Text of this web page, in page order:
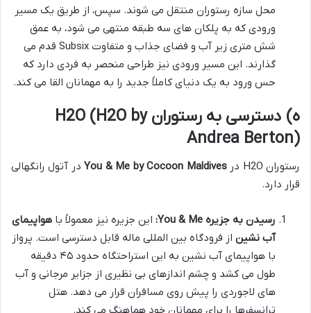
محل سازه رستوران منتقل می شوند. سپس، از طریق یک مسیر
ورودی که به پلکان های سه طبقه منتهی می شود، به عمق
شش متری زیر آب و فضای جذاب و متفاوت Subsix قدم می
گذارند. این مسیر ورودی نیز طراحی منحصر به فردی دارد که
حس ورود به یک دنیای کاملاً جدید را به مهمانان القا می کند.
ه) دسترسی به رستوران H2O (H2O by
Andrea Berton)
رستوران H2O در You & Me by Cocoon Maldivesدر آتول رانگهالی
قرار دارد.
رسیدن به جزیره You & Me: این جزیره نیز معمولاً با هواپیمای
آب نشین از فرودگاه بین المللی ماله قابل دسترسی است. پرواز
با هواپیمای آب نشین به این استراحتگاه حدود ۴۵ دقیقه
طول می کشد و چشم اندازهای بی نظیری از جزایر مرجانی و آب
های لاجوردی را پیش روی مسافران قرار می دهد. هتل